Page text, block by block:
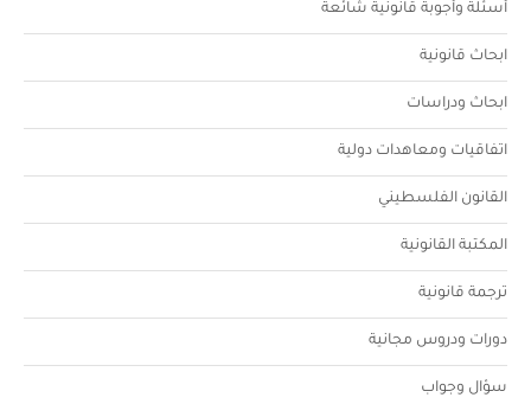
أسئلة وأجوبة قانونية شائعة
ابحاث قانونية
ابحاث ودراسات
اتفاقيات ومعاهدات دولية
القانون الفلسطيني
المكتبة القانونية
ترجمة قانونية
دورات ودروس مجانية
سؤال وجواب